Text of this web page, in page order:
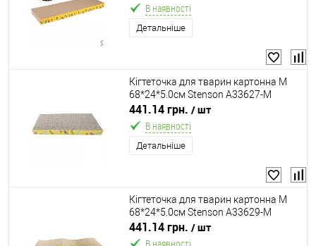
В наявності
Детальніше
Кігтеточка для тварин картонна M
68*24*5.0см Stenson A33627-M
441.14 грн. / шт
В наявності
Детальніше
Кігтеточка для тварин картонна M
68*24*5.0см Stenson A33629-M
441.14 грн. / шт